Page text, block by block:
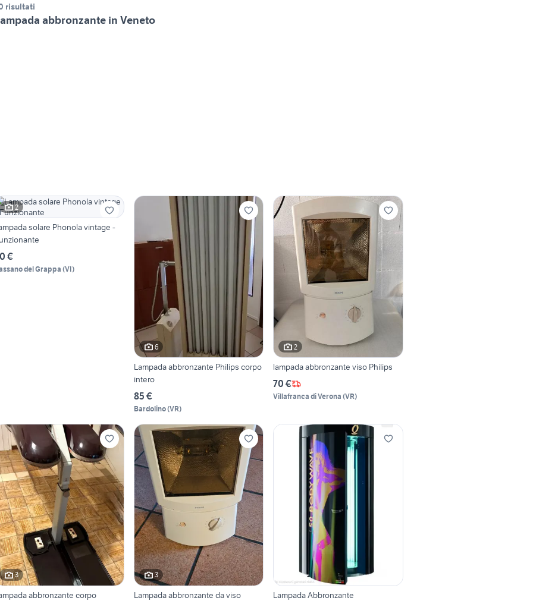
risultati
abbronzante in Veneto
2
solare Phonola vintage -
€
del Grappa (VI)
6
Lampada abbronzante Philips corpo
intero
85 €
Bardolino(VR)
2
lampada abbronzante viso Philips
70 €
Villafranca di Verona (VR)
3
abbronzante corpo
3
Lampada abbronzante da viso Lampada Abbronzante